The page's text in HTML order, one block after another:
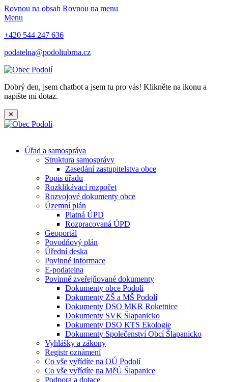
Rovnou na obsah Rovnou na menu
Menu
+420 544 247 636
podatelna@podoliubrna.cz
Dobrý den, jsem chatbot a jsem tu pro vás! Klikněte na ikonu a
napište mi dotaz.
✕
Úřad a samospráva
Struktura samosprávy
Zasedání zastupitelstva obce
Popis úřadu
Rozklikávací rozpočet
Rozvojové dokumenty obce
Územní plán
Platná ÚPD
Rozpracovaná ÚPD
Geoportál
Povodňový plán
Úřední deska
Povinné informace
E-podatelna
Povinně zveřejňované dokumenty
Dokumenty obce Podolí
Dokumenty ZŠ a MŠ Podolí
Dokumenty DSO MKR Roketnice
Dokumenty SVK Šlapanicko
Dokumenty DSO KTS Ekologie
Dokumenty Společenství Obcí Šlapanicko
Vyhlášky a zákony
Registr oznámení
Co vše vyřídíte na OÚ Podolí
Co vše vyřídíte na MěÚ Šlapanice
Podpora a dotace